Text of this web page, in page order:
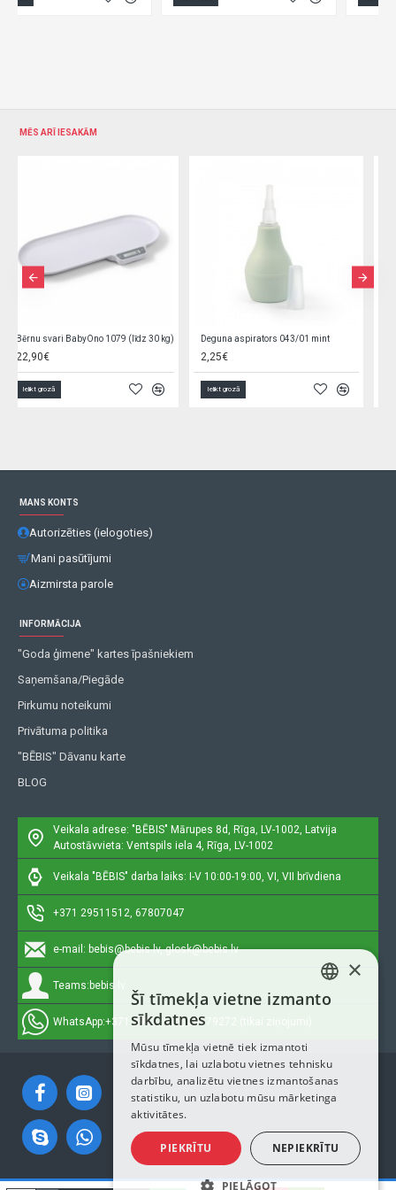
MĒS ARĪ IESAKĀM
Deguna aspirators 043/02 white
2,25€
Ielikt grozā
Deguna aspirators 043/03 pink
2,25€
Ielikt grozā
MANS KONTS
Autorizēties (ielogoties)
Mani pasūtījumi
Aizmirsta parole
INFORMĀCIJA
"Goda ģimene" kartes īpašniekiem
Saņemšana/Piegāde
Pirkumu noteikumi
Privātuma politika
"BĒBIS" Dāvanu karte
BLOG
Veikala adrese: "BĒBIS" Mārupes 8d, Rīga, LV-1002, Latvija
Autostāvvieta: Ventspils iela 4, Rīga, LV-1002
Veikala "BĒBIS" darba laiks: I-V 10:00-19:00, VI, VII brīvdiena
+371 29511512, 67807047
e-mail: bebis@bebis.lv, glosk@bebis.lv
Teams: bebis.lv
WhatsApp:+371 29511512, 20579272 (tikai ziņojumi)
Autortiesības © 2023, Bebis.lv, Visas tiesības aizsargātas
LATVIAN
ENGLISH
×
Šī tīmekļa vietne izmanto
sīkdatnes
Mūsu tīmekļa vietnē tiek izmantoti
sīkdatnes, lai uzlabotu vietnes tehnisku
darbību, analizētu vietnes izmantošanas
statistiku, un uzlabotu mūsu mārketinga
aktivitātes.
PIEKRĪTU NEPIEKRĪTU
PIELĀGOT